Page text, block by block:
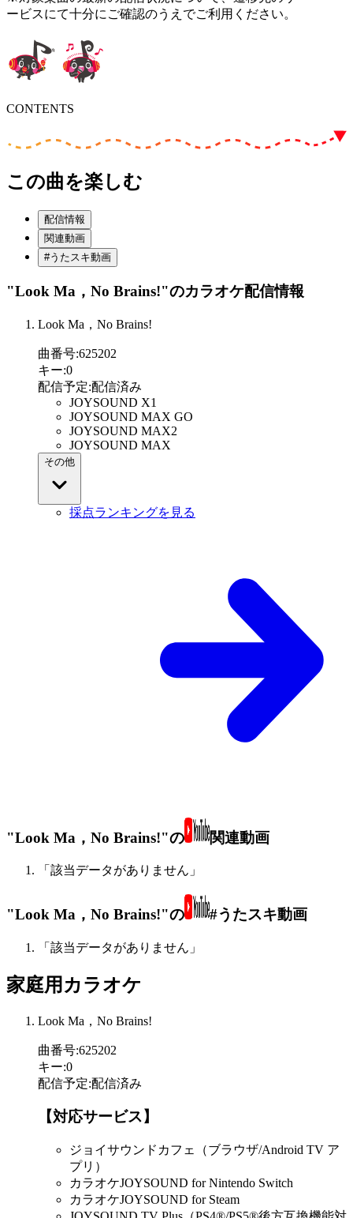
ービスにて十分にご確認のうえでご利用ください。
CONTENTS
この曲を楽しむ
配信情報
関連動画
#うたスキ動画
"Look Ma，No Brains!"のカラオケ配信情報
Look Ma，No Brains!
曲番号:625202
キー:0
配信予定:配信済み
JOYSOUND X1
JOYSOUND MAX GO
JOYSOUND MAX2
JOYSOUND MAX
その他
採点ランキングを見る
"Look Ma，No Brains!"の 関連動画
「該当データがありません」
"Look Ma，No Brains!"の #うたスキ動画
「該当データがありません」
家庭用カラオケ
Look Ma，No Brains!
曲番号:625202
キー:0
配信予定:配信済み
【対応サービス】
ジョイサウンドカフェ（ブラウザ/Android TV ア
プリ）
カラオケJOYSOUND for Nintendo Switch
カラオケJOYSOUND for Steam